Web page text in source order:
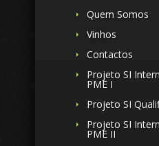
Quem Somos
Vinhos
Contactos
Projeto SI
PME I
Projeto SI
Projeto SI
PME II